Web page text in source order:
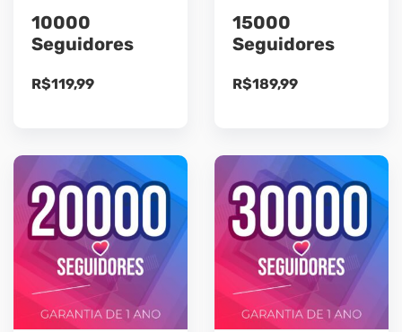
10000
Seguidores
R$119,99
15000
Seguidores
R$189,99